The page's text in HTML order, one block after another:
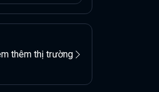
thêm thị trường